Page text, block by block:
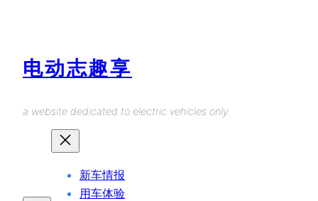
电动志趣享
a website dedicated to electric vehicles only.
新车情报
用车体验